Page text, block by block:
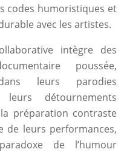
codes humoristiques et
avec les artistes.
intègre des
poussée,
leurs parodies
leurs détournements
préparation contraste
de leurs performances,
de l’humour